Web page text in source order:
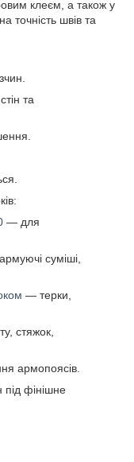
клеєм, а також у
точність швів та
та
— для
суміші,
— терки,
стяжок,
армопоясів.
під фінішне